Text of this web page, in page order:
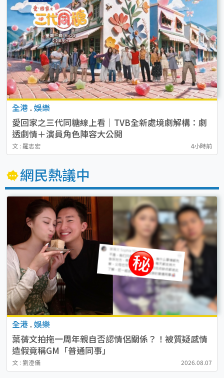
全港 . 娛樂
愛回家之三代同糖線上看｜TVB全新處境劇解構：劇
透劇情＋演員角色陣容大公開
文 : 羅志宏 4小時前
網民熱議中
全港 . 娛樂
葉蒨文拍拖一周年親自否認情侶關係？！被質疑感情
造假竟稱GM「普通同事」
文 : 劉澄儀 2026.08.07